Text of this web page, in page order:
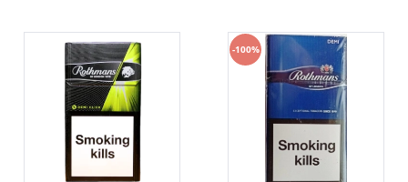
Быстрый просмотр
-100%
Быстрый просмотр